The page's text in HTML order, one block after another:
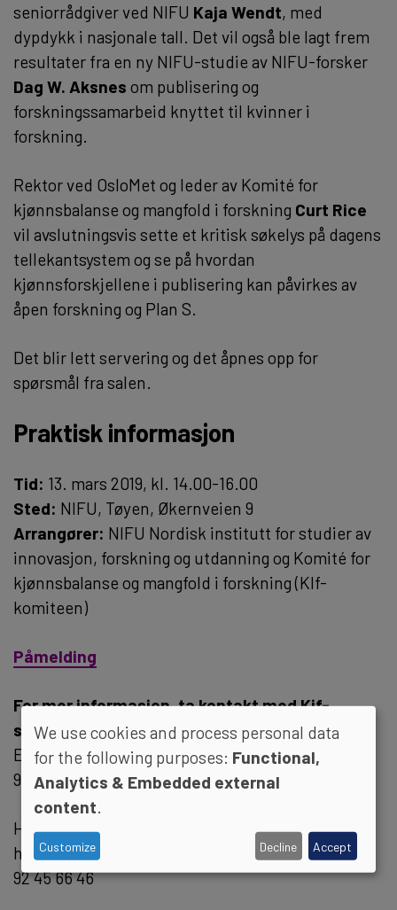
seniorrådgiver ved NIFU Kaja Wendt, med
dypdykk i nasjonale tall. Det vil også ble lagt frem
resultater fra en ny NIFU-studie av NIFU-forsker
Dag W. Aksnes om publisering og
forskningssamarbeid knyttet til kvinner i
forskning.
Rektor ved OsloMet og leder av Komité for
kjønnsbalanse og mangfold i forskning Curt Rice
vil avslutningsvis sette et kritisk søkelys på dagens
tellekantsystem og se på hvordan
kjønnsforskjellene i publisering kan påvirkes av
åpen forskning og Plan S.
Det blir lett servering og det åpnes opp for
spørsmål fra salen.
Praktisk informasjon
Tid: 13. mars 2019, kl. 14.00-16.00
Sted: NIFU, Tøyen, Økernveien 9
Arrangører: NIFU Nordisk institutt for studier av
innovasjon, forskning og utdanning og Komité for
kjønnsbalanse og mangfold i forskning (KIf-
komiteen)
Påmelding
For mer informasjon, ta kontakt med Kif-
sekretariatet:
Ella Ghosh: ella.ghosh@uhr.no
94 17 10 47
Heidi Holt Zachariassen:
heidi.holt.zachariassen@uhr.no
92 45 66 46
We use cookies and process personal data
for the following purposes: Functional,
Analytics & Embedded external
content.
Customize Decline Accept